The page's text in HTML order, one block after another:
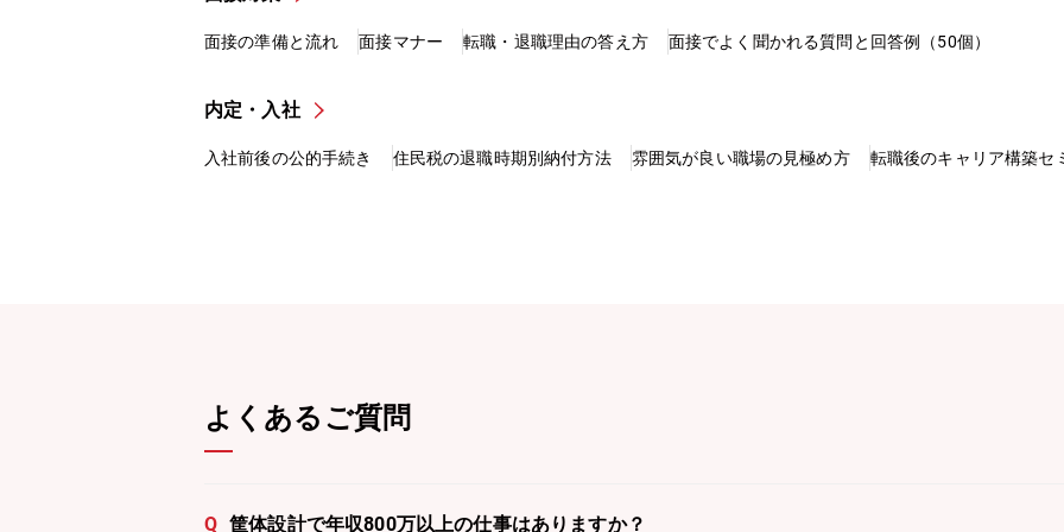
面接の準備と流れ 面接マナー 転職・退職理由の答え方 面接でよく聞かれる質問と回答例（50個）
内定・入社
入社前後の公的手続き 住民税の退職時期別納付方法 雰囲気が良い職場の見極め方 転職後のキャリア構築セ
よくあるご質問
Q 筐体設計で年収800万以上の仕事はありますか？